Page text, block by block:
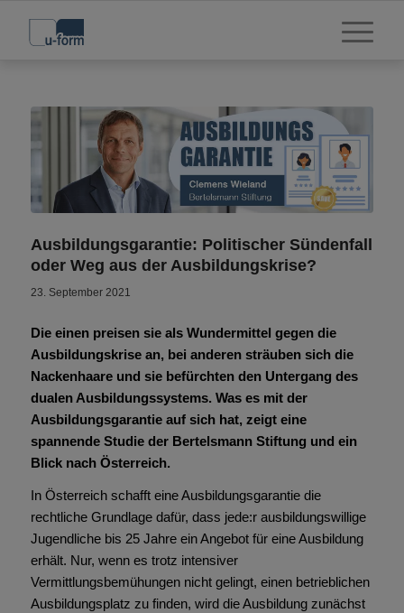
Ausbildungsgarantie: Politischer Sündenfall
oder Weg aus der Ausbildungskrise?
23. September 2021
Die einen preisen sie als Wundermittel gegen die
Ausbildungskrise an, bei anderen sträuben sich die
Nackenhaare und sie befürchten den Untergang des
dualen Ausbildungssystems. Was es mit der
Ausbildungsgarantie auf sich hat, zeigt eine
spannende Studie der Bertelsmann Stiftung und ein
Blick nach Österreich.
In Österreich schafft eine Ausbildungsgarantie die
rechtliche Grundlage dafür, dass jede:r ausbildungs­willige
Jugendliche bis 25 Jahre ein Angebot für eine Ausbildung
erhält. Nur, wenn es trotz intensiver
Vermittlungsbemühungen nicht gelingt, einen betrieblichen
Ausbildungsplatz zu finden, wird die Ausbildung zunächst